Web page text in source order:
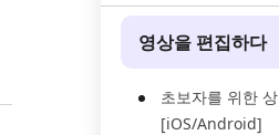
영상을 편집하다
초보자를 위한
[iOS/Android]